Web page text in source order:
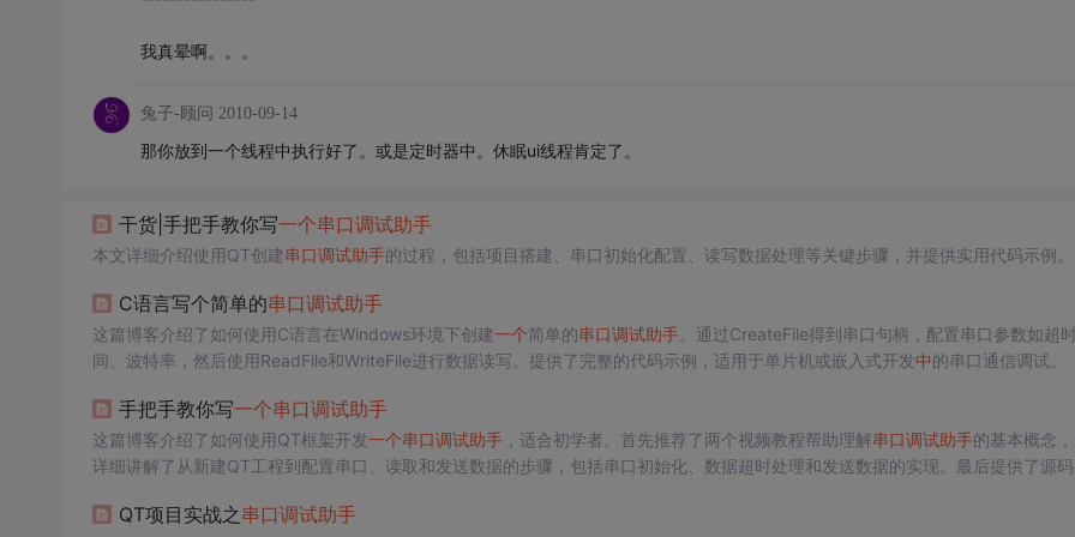
我真晕啊。。。
兔子-顾问 2010-09-14
那你放到一个线程中执行好了。或是定时器中。休眠ui线程肯定了。
干货|手把手教你写一个串口调试助手
本文详细介绍使用QT创建串口调试助手的过程，包括项目搭建、串口初始化配置、读写数据处理等关键步骤，并提供实用代码示例。
C语言写个简单的串口调试助手
这篇博客介绍了如何使用C语言在Windows环境下创建一个简单的串口调试助手。通过CreateFile得到串口句柄，配置串口参数如超
间、波特率，然后使用ReadFile和WriteFile进行数据读写。提供了完整的代码示例，适用于单片机或嵌入式开发中的串口通信调试。
手把手教你写一个串口调试助手
这篇博客介绍了如何使用QT框架开发一个串口调试助手，适合初学者。首先推荐了两个视频教程帮助理解串口调试助手的基本概念
详细讲解了从新建QT工程到配置串口、读取和发送数据的步骤，包括串口初始化、数据超时处理和发送数据的实现。最后提供了源码
QT项目实战之 串口调试助手